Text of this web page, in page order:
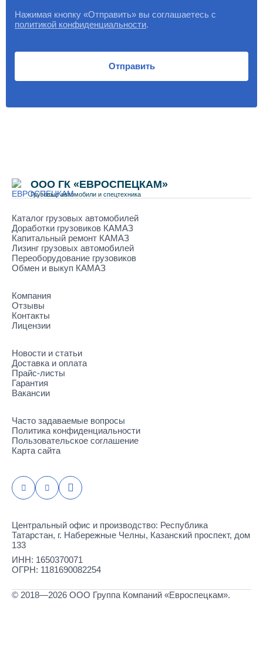
Нажимая кнопку «Отправить» вы соглашаетесь с
политикой конфиденциальности.
Отправить
ООО ГК «ЕВРОСПЕЦКАМ»
Грузовые автомобили и спецтехника
Каталог грузовых автомобилей
Доработки грузовиков КАМАЗ
Капитальный ремонт КАМАЗ
Лизинг грузовых автомобилей
Переоборудование грузовиков
Обмен и выкуп КАМАЗ
Компания
Отзывы
Контакты
Лицензии
Новости и статьи
Доставка и оплата
Прайс-листы
Гарантия
Вакансии
Часто задаваемые вопросы
Политика конфиденциальности
Пользовательское соглашение
Карта сайта
Центральный офис и производство: Республика
Татарстан, г. Набережные Челны, Казанский проспект, дом
133
ИНН: 1650370071
ОГРН: 1181690082254
© 2018—2026 ООО Группа Компаний «Евроспецкам».